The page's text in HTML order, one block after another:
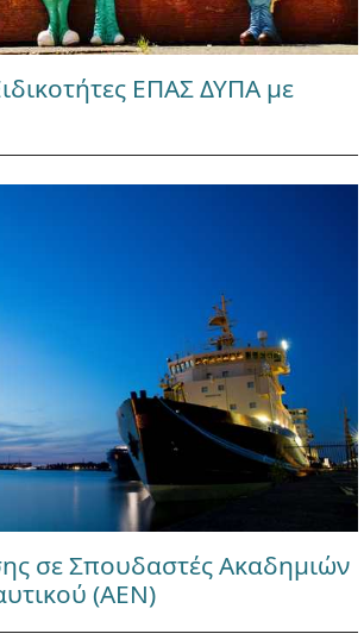
ΕΠΑΣ ΔΥΠΑ με
σε Σπουδαστές Ακαδημιών
(ΑΕΝ)